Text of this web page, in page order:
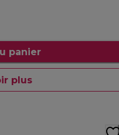
panier
plus